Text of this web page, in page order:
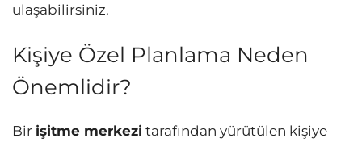
ulaşabilirsiniz.
Kişiye Özel Planlama Neden
Önemlidir?
Bir işitme merkezi tarafından yürütülen kişiye